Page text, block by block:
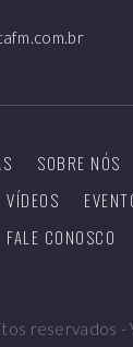
SOBRE NÓS
VÍDEOS
FALE CONOSCO
reservados -